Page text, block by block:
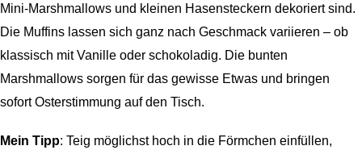
Mini-Marshmallows und kleinen Hasensteckern dekoriert sind.
Die Muffins lassen sich ganz nach Geschmack variieren – ob
klassisch mit Vanille oder schokoladig. Die bunten
Marshmallows sorgen für das gewisse Etwas und bringen
sofort Osterstimmung auf den Tisch.
Mein Tipp: Teig möglichst hoch in die Förmchen einfüllen,